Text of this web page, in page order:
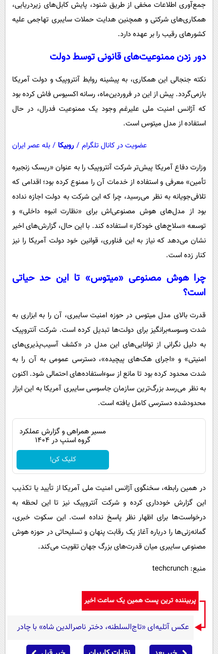
سرگرمی
فناوری
حوادث
سلامت
فرهنگی
اجتماعی
حیات وحش
سیاست خارجی
روانشناسی
دانلود
جمع‌آوری اطلاعات مخفی از طریق شنود، پایش کابل‌های زیردریایی،
همکاری‌های شرکتی و همچنین هدایت حملات سایبری تهاجمی علیه
کشورهای رقیب را بر عهده دارد.
دور زدن ممنوعیت‌های قانونی توسط دولت
نکته جنجالی این همکاری، به پیشینه روابط آنتروپیک و دولت آمریکا
بازمی‌گردد. پیش از این در فروردین‌ماه، رسانه اکسیوس فاش کرده بود
که آژانس امنیت ملی علیرغم وجود یک ممنوعیت فدرال، در حال
استفاده از مدل میتوس است.
عضویت در کانال تلگرام / روبیکا / بله عصر ایران
وزارت دفاع آمریکا پیش‌تر شرکت آنتروپیک را به عنوان «ریسک زنجیره
تأمین» معرفی و استفاده از خدمات آن را ممنوع کرده بود؛ اقدامی که
تلافی‌جویانه به نظر می‌رسید، چرا که این شرکت به دولت اجازه نداده
بود از مدل‌های هوش مصنوعی‌اش برای «نظارت انبوه داخلی» و
توسعه «سلاح‌های خودکار» استفاده کند. با این حال، گزارش‌های اخیر
نشان می‌دهد که نیاز به این فناوری، قوانین خود دولت آمریکا را نیز
کنار زده است.
چرا هوش مصنوعی «میتوس» تا این حد حیاتی
است؟
قدرت بالای مدل میتوس در حوزه امنیت سایبری، آن را به ابزاری به
شدت وسوسه‌برانگیز برای دولت‌ها تبدیل کرده است. شرکت آنتروپیک
به دلیل نگرانی از توانایی‌های این مدل در «کشف آسیب‌پذیری‌های
امنیتی» و «اجرای هک‌های پیچیده»، دسترسی عمومی به آن را به
شدت محدود کرده بود تا مانع از سوءاستفاده‌های احتمالی شود. اکنون
به نظر می‌رسد بزرگ‌ترین سازمان جاسوسی سایبری آمریکا به این ابزار
محدودشده دسترسی کامل یافته است.
مسیر همراهی و گزارش عملکرد
گروه اسنپ در ۱۴۰۴
کلیک کن!
در همین رابطه، سخنگوی آژانس امنیت ملی آمریکا از تأیید یا تکذیب
این گزارش خودداری کرده و شرکت آنتروپیک نیز تا این لحظه به
درخواست‌ها برای اظهار نظر پاسخ نداده است. این سکوت خبری،
گمانه‌زنی‌ها را درباره آغاز یک رقابت پنهان و تسلیحاتی در حوزه هوش
مصنوعی سایبری میان قدرت‌های بزرگ جهان تقویت می‌کند.
منبع: techcrunch
پربیننده ترین پست همین یک ساعت اخیر
عکس آتلیه‌ای «تاج‌السلطنه، دختر ناصرالدین شاه» با چادر